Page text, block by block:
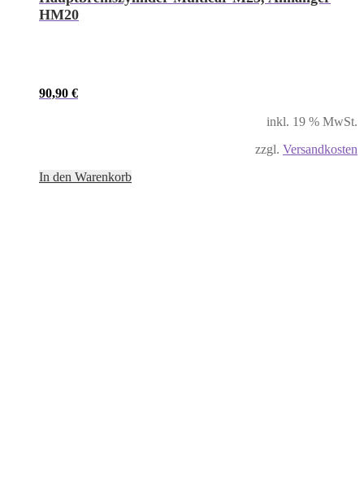
HM20
90,90 €
inkl. 19 % MwSt.
zzgl. Versandkosten
In den Warenkorb